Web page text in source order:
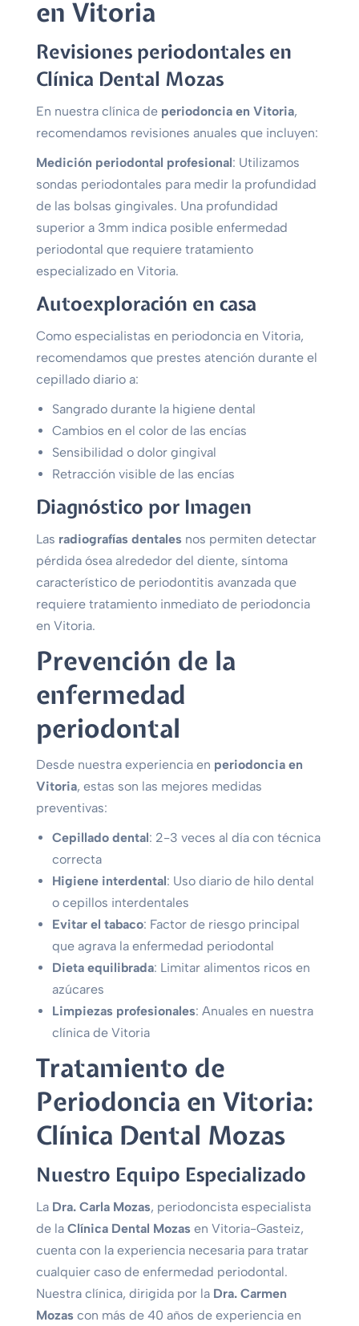
en Vitoria
Revisiones periodontales en
Clínica Dental Mozas
En nuestra clínica de periodoncia en Vitoria,
recomendamos revisiones anuales que incluyen:
Medición periodontal profesional: Utilizamos
sondas periodontales para medir la profundidad
de las bolsas gingivales. Una profundidad
superior a 3mm indica posible enfermedad
periodontal que requiere tratamiento
especializado en Vitoria.
Autoexploración en casa
Como especialistas en periodoncia en Vitoria,
recomendamos que prestes atención durante el
cepillado diario a:
Sangrado durante la higiene dental
Cambios en el color de las encías
Sensibilidad o dolor gingival
Retracción visible de las encías
Diagnóstico por Imagen
Las radiografías dentalesnos permiten detectar
pérdida ósea alrededor del diente, síntoma
característico de periodontitis avanzada que
requiere tratamiento inmediato de periodoncia
en Vitoria.
Prevención de la
enfermedad
periodontal
Desde nuestra experiencia en periodoncia en
Vitoria, estas son las mejores medidas
preventivas:
Cepillado dental: 2-3 veces al día con técnica
correcta
Higiene interdental: Uso diario de hilo dental
o cepillos interdentales
Evitar el tabaco: Factor de riesgo principal
que agrava la enfermedad periodontal
Dieta equilibrada: Limitar alimentos ricos en
azúcares
Limpiezas profesionales: Anuales en nuestra
clínica de Vitoria
Tratamiento de
Periodoncia en Vitoria:
Clínica Dental Mozas
Nuestro Equipo Especializado
La Dra. Carla Mozas, periodoncista especialista
de la Clínica Dental Mozasen Vitoria-Gasteiz,
cuenta con la experiencia necesaria para tratar
cualquier caso de enfermedad periodontal.
Nuestra clínica, dirigida por la Dra. Carmen
Mozascon más de 40 años de experiencia en